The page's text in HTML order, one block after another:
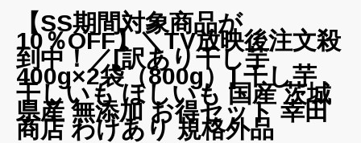
【SS期間対象商品が
10％OFF】＼TV放映後注文殺
到中！／[訳あり干し芋
400g×2袋（800g）] 干し芋
干しいも ほしいも 国産 茨城
県産 無添加 お得セット 幸田
商店 わけあり 規格外品